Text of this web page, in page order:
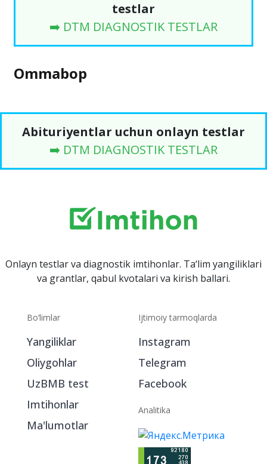
testlar
➡️ DTM DIAGNOSTIK TESTLAR
Ommabop
Abituriyentlar uchun onlayn testlar
➡️ DTM DIAGNOSTIK TESTLAR
Onlayn testlar va diagnostik imtihonlar. Ta‘lim yangiliklari
va grantlar, qabul kvotalari va kirish ballari.
Bo‘limlar
Yangiliklar
Oliygohlar
UzBMB test
Imtihonlar
Ma'lumotlar
Ijtimoiy tarmoqlarda
Instagram
Telegram
Facebook
Analitika